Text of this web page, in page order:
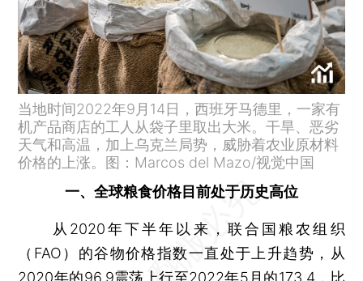
当地时间2022年9月14日，西班牙马德里，一家有
机产品商店的工人从袋子里取出大米。干旱、恶劣
天气和高温，加上乌克兰局势，威胁着农业原材料
价格的上涨。图：Marcos del Mazo/视觉中国
一、全球粮食价格目前处于历史高位
从2020年下半年以来，联合国粮农组织
（FAO）的谷物价格指数一直处于上升趋势，从
2020年的96.9震荡上行至2022年5月的173.4，比